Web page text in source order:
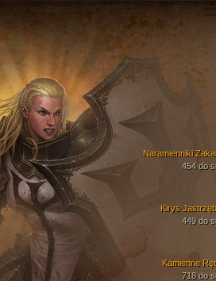
Kirys
449 do
Kamienne
718 do
Naramienniki
454 do